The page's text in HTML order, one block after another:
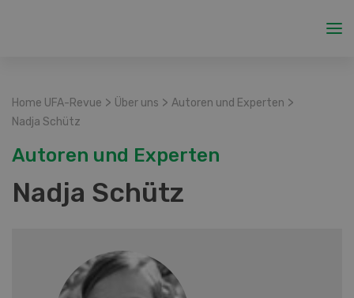
Home UFA-Revue > Über uns > Autoren und Experten >
Nadja Schütz
Autoren und Experten
Nadja Schütz